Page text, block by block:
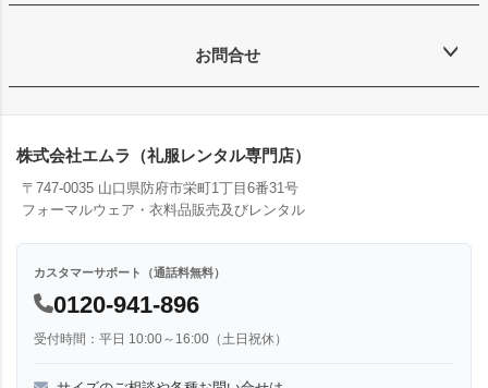
お問合せ
株式会社エムラ（礼服レンタル専門店）
〒747-0035 山口県防府市栄町1丁目6番31号
フォーマルウェア・衣料品販売及びレンタル
カスタマーサポート（通話料無料）
0120-941-896
受付時間：平日 10:00～16:00（土日祝休）